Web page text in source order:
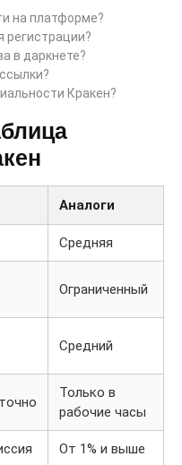
на платформе?
регистрации?
в даркнете?
Кракен?
Аналоги
Средняя
Ограниченный
Средний
Только в
рабочие часы
От 1% и выше